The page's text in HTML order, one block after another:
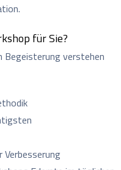
für Sie?
Begeisterung verstehen